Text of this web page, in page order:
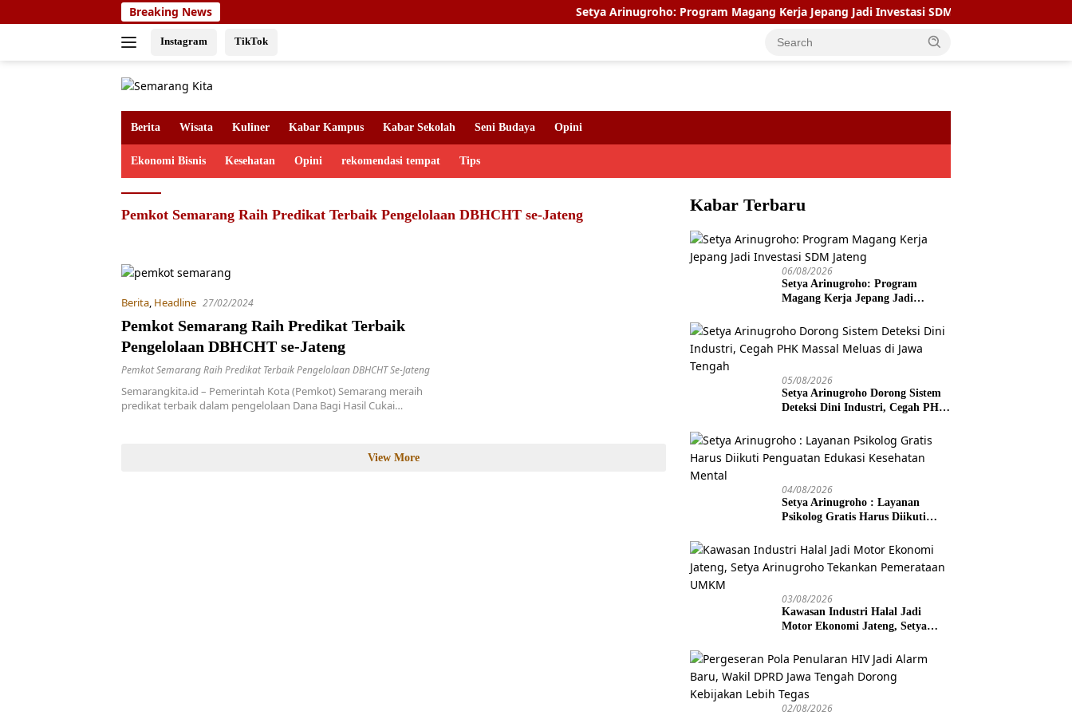
to
Breaking News Setya Arinugroho: Program Magang Kerja Jepang Jadi Investasi SDM Jateng
Instagram TikTok
Berita Wisata Kuliner Kabar Kampus Kabar Sekolah Seni Budaya Opini
Ekonomi Bisnis Kesehatan Opini rekomendasi tempat Tips
Pemkot Semarang Raih Predikat Terbaik Pengelolaan DBHCHT se-Jateng
Berita, Headline 27/02/2024
Pemkot Semarang Raih Predikat Terbaik
Pengelolaan DBHCHT se-Jateng
Pemkot Semarang Raih Predikat Terbaik Pengelolaan DBHCHT Se-Jateng
Semarangkita.id – Pemerintah Kota (Pemkot) Semarang meraih
predikat terbaik dalam pengelolaan Dana Bagi Hasil Cukai…
View More
Kabar Terbaru
06/08/2026
Setya Arinugroho: Program
Magang Kerja Jepang Jadi
05/08/2026
Setya Arinugroho Dorong Sistem
Deteksi Dini Industri, Cegah PHK
04/08/2026
Setya Arinugroho : Layanan
Psikolog Gratis Harus Diikuti
Mental
03/08/2026
Kawasan Industri Halal Jadi
Motor Ekonomi Jateng, Setya
Pemerataan UMKM
02/08/2026